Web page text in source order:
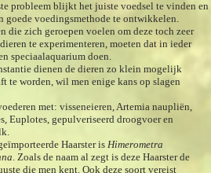
probleem blijkt het juiste voedsel te vinden en
goede voedingsmethode te ontwikkelen.
die zich geroepen voelen om deze toch zeer
te experimenteren, moeten dat in ieder
speciaalaquarium doen.
dienen de dieren zo klein mogelijk
te worden, wil men enige kans op slagen
met: visseneieren, Artemia naupliën,
Euplotes, gepulveriseerd droogvoer en
Haarster isHimerometra
. Zoals de naam al zegt is deze Haarster de
die men kent. Ook deze soort vereist